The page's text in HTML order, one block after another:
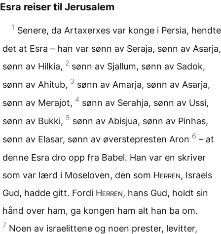
Esra reiser til Jerusalem
1 Senere, da Artaxerxes var konge i Persia, hendte
det at Esra – han var sønn av Seraja, sønn av Asarja,
sønn av Hilkia, 2 sønn av Sjallum, sønn av Sadok,
sønn av Ahitub, 3 sønn av Amarja, sønn av Asarja,
sønn av Merajot, 4 sønn av Serahja, sønn av Ussi,
sønn av Bukki, 5 sønn av Abisjua, sønn av Pinhas,
sønn av Elasar, sønn av øverstepresten Aron 6 – at
denne Esra dro opp fra Babel. Han var en skriver
som var lærd i Moseloven, den som Herren, Israels
Gud, hadde gitt. Fordi Herren, hans Gud, holdt sin
hånd over ham, ga kongen ham alt han ba om.
7 Noen av israelittene og noen prester, levitter,